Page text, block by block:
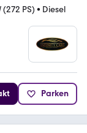
PS) • Diesel
Parken